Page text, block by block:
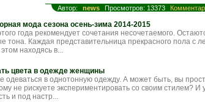
Автор: news Просмотров: 13373
мода сезона осень-зима 2014-2015
года рекомендует сочетания несочетаемого.
тона. Каждая представительница прекрасного пола с
находясь в...
цвета в одежде женщины
в однотонную одежду. А может быть, вы
не рискуете экспериментировать со своим стилем? И
и под настр...